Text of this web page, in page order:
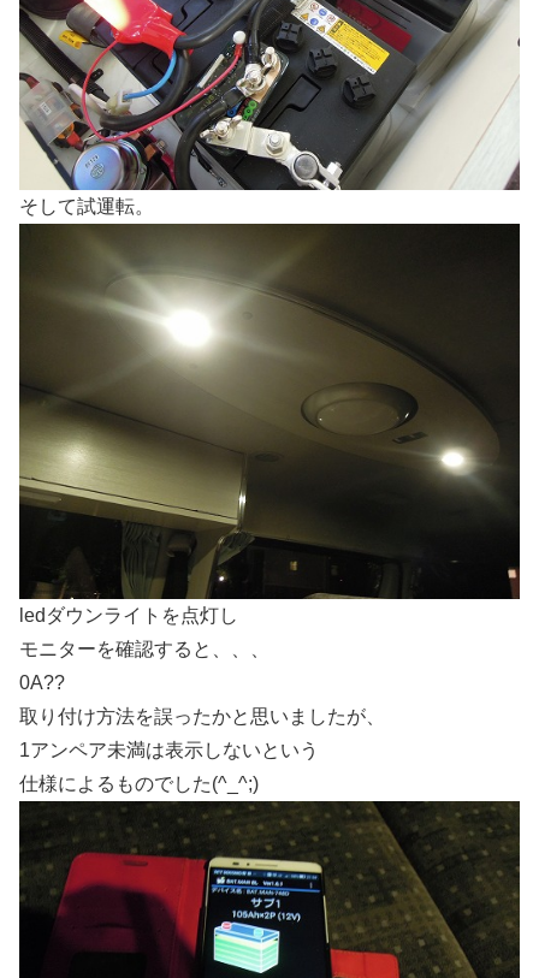
そして試運転。
ledダウンライトを点灯し
モニターを確認すると、、、
0A??
取り付け方法を誤ったかと思いましたが、
1アンペア未満は表示しないという
仕様によるものでした(^_^;)